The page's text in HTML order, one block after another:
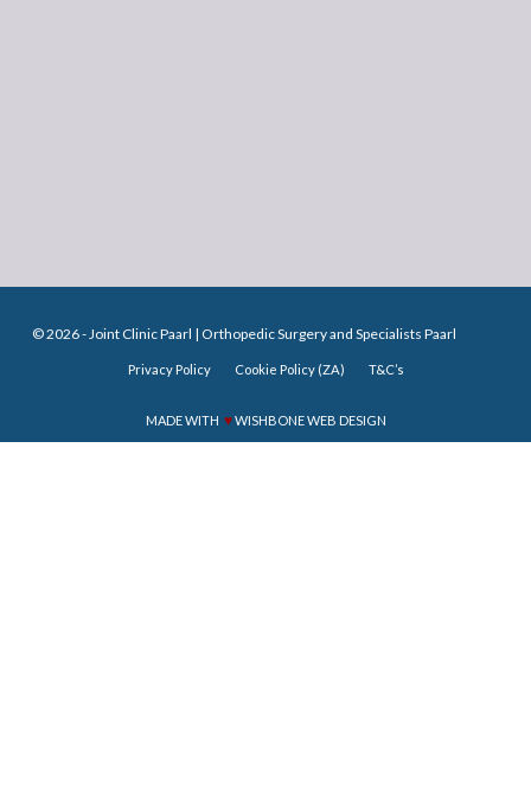
© 2026 -Joint Clinic Paarl | Orthopedic Surgery and Specialists Paarl
Privacy Policy Cookie Policy (ZA) T&C’s
MADE WITH ♥WISHBONE WEB DESIGN